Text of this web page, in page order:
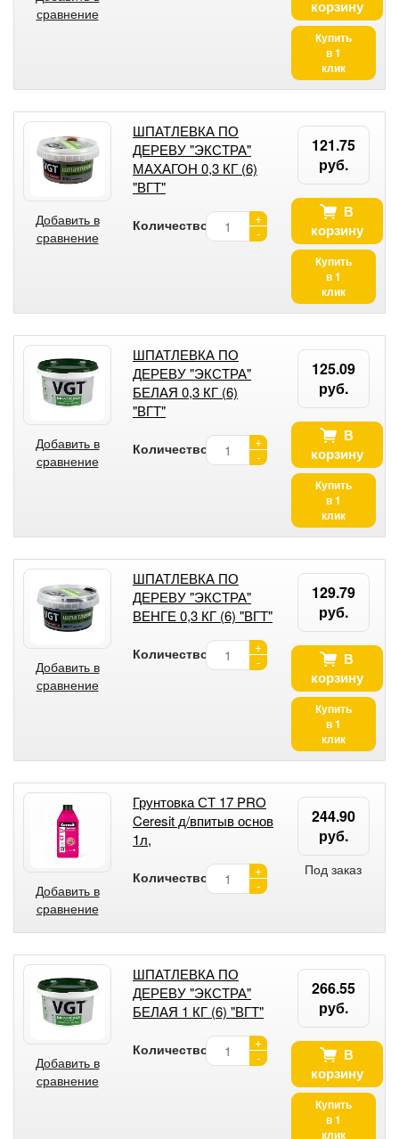
сравнение
корзину
Купить
в 1
клик
Добавить в
сравнение
ШПАТЛЕВКА ПО
ДЕРЕВУ "ЭКСТРА"
МАХАГОН 0,3 КГ (6)
"ВГТ"
Количество:
+
-
121.75
руб.
В
корзину
Купить
в 1
клик
Добавить в
сравнение
ШПАТЛЕВКА ПО
ДЕРЕВУ "ЭКСТРА"
БЕЛАЯ 0,3 КГ (6)
"ВГТ"
Количество:
+
-
125.09
руб.
В
корзину
Купить
в 1
клик
Добавить в
сравнение
ШПАТЛЕВКА ПО
ДЕРЕВУ "ЭКСТРА"
ВЕНГЕ 0,3 КГ (6) "ВГТ"
Количество:
+
-
129.79
руб.
В
корзину
Купить
в 1
клик
Добавить в
сравнение
Грунтовка СТ 17 PRO
Ceresit д/впитыв основ
1л,
Количество:
+
-
244.90
руб.
Под заказ
Добавить в
сравнение
ШПАТЛЕВКА ПО
ДЕРЕВУ "ЭКСТРА"
БЕЛАЯ 1 КГ (6) "ВГТ"
Количество:
+
-
266.55
руб.
В
корзину
Купить
в 1
клик